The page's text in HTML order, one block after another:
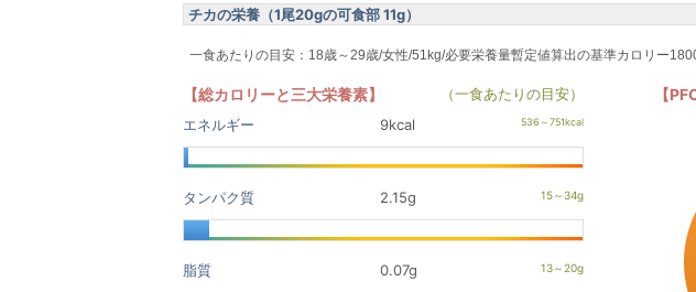
チカの栄養（1尾20gの可食部 11g）
一食あたりの目安：18歳～29歳/女性/51kg/必要栄養量暫定値算出の基準カロリー
【総カロリーと三大栄養素】
（一食あたりの目安）
エネルギー
9kcal
タンパク質 2.15g
脂質 0.07g
【